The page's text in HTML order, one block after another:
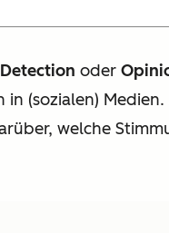
oder
(sozialen)
welche